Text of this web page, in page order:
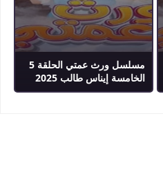
مسلسل ورث عمتي الحلقة 5
الخامسة إيناس طالب 2025